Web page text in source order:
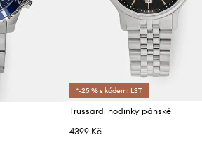
*-25 % s kódem: LST
Trussardi hodinky pánské
4399 Kč